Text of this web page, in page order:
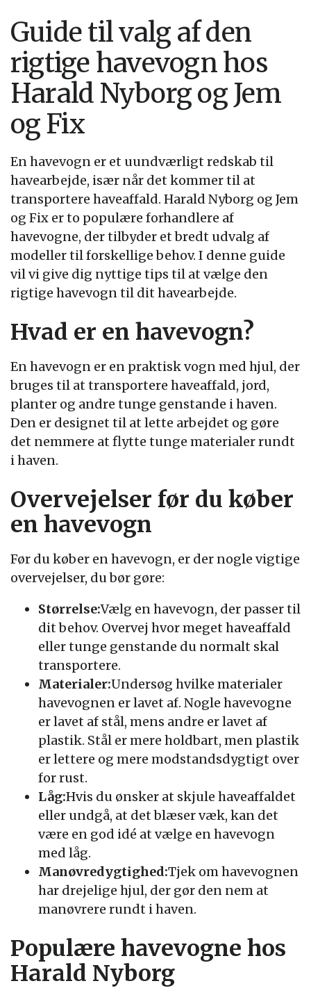
Guide til valg af den
rigtige havevogn hos
Harald Nyborg og Jem
og Fix
En havevogn er et uundværligt redskab til
havearbejde, især når det kommer til at
transportere haveaffald. Harald Nyborg og Jem
og Fix er to populære forhandlere af
havevogne, der tilbyder et bredt udvalg af
modeller til forskellige behov. I denne guide
vil vi give dig nyttige tips til at vælge den
rigtige havevogn til dit havearbejde.
Hvad er en havevogn?
En havevogn er en praktisk vogn med hjul, der
bruges til at transportere haveaffald, jord,
planter og andre tunge genstande i haven.
Den er designet til at lette arbejdet og gøre
det nemmere at flytte tunge materialer rundt
i haven.
Overvejelser før du køber
en havevogn
Før du køber en havevogn, er der nogle vigtige
overvejelser, du bør gøre:
Størrelse:Vælg en havevogn, der passer til
dit behov. Overvej hvor meget haveaffald
eller tunge genstande du normalt skal
transportere.
Materialer:Undersøg hvilke materialer
havevognen er lavet af. Nogle havevogne
er lavet af stål, mens andre er lavet af
plastik. Stål er mere holdbart, men plastik
er lettere og mere modstandsdygtigt over
for rust.
Låg:Hvis du ønsker at skjule haveaffaldet
eller undgå, at det blæser væk, kan det
være en god idé at vælge en havevogn
med låg.
Manøvredygtighed:Tjek om havevognen
har drejelige hjul, der gør den nem at
manøvrere rundt i haven.
Populære havevogne hos
Harald Nyborg